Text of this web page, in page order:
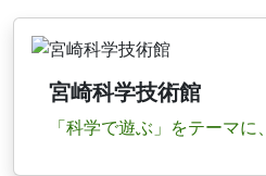
宮崎科学技術館